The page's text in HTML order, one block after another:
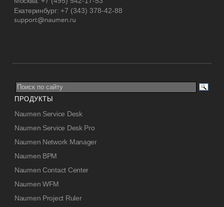
Екатеринбург:+7 (343) 378-42-88
ПРОДУКТЫ
Naumen Service Desk
Naumen Service Desk Pro
Naumen Network Manager
Naumen BPM
Naumen Contact Center
Naumen WFM
Naumen Project Ruler